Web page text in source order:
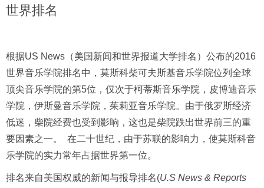
世界排名
根据US News（美国新闻和世界报道大学排名）公布的2016
世界音乐学院排名中，莫斯科柴可夫斯基音乐学院位列全球
顶尖音乐学院的第5位，仅次于柯蒂斯音乐学院，皮博迪音乐
学院，伊斯曼音乐学院，茱莉亚音乐学院。由于俄罗斯经济
低迷，柴院经费也受到影响，这也是柴院跌出世界前三的重
要因素之一。 在二十世纪，由于苏联的影响力，使莫斯科音
乐学院的实力常年占据世界第一位。
排名来自美国权威的新闻与报导排名(U.S News & Reports